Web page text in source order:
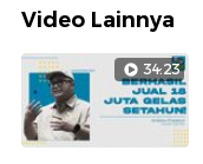
Video Lainnya
34:23